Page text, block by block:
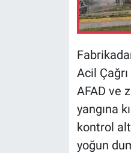
Acil
AFAD ve
yangına
kontrol
yoğun